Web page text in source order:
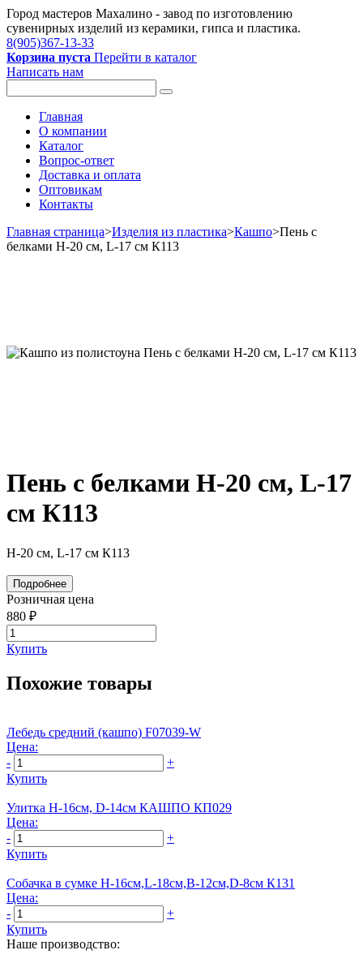
Город мастеров Mахалино - завод по изготовлению
сувенирных изделий из керамики, гипса и пластика.
8(905)367-13-33
Корзина пуста Перейти в каталог
Написать нам
Главная
О компании
Каталог
Вопрос-ответ
Доставка и оплата
Оптовикам
Контакты
Главная страница>Изделия из пластика>Кашпо>Пень с
белками Н-20 см, L-17 см К113
Пень с белками Н-20 см, L-17
см К113
Н-20 см, L-17 см К113
Подробнее
Розничная цена
880 ₽
Купить
Похожие товары
Лебедь средний (кашпо) F07039-W
Цена:
-
+
Купить
Улитка Н-16см, D-14см КАШПО КП029
Цена:
-
+
Купить
Собачка в сумке Н-16см,L-18см,В-12см,D-8см К131
Цена:
-
+
Купить
Наше производство: